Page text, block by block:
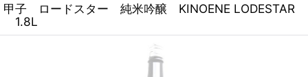
甲子 ロードスター 純米吟醸 KINOENE LODESTAR
1.8L